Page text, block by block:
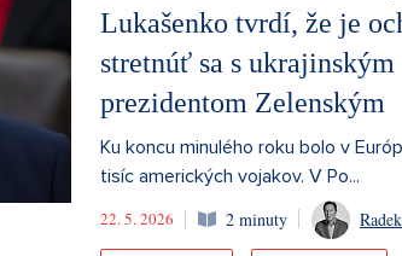
Lukašenko tvrdí, že je
stretnúť sa s ukrajinským
prezidentom Zelenským
Ku koncu minulého roku bolo v
tisíc amerických vojakov. V Po...
22. 5. 2026 2 minuty